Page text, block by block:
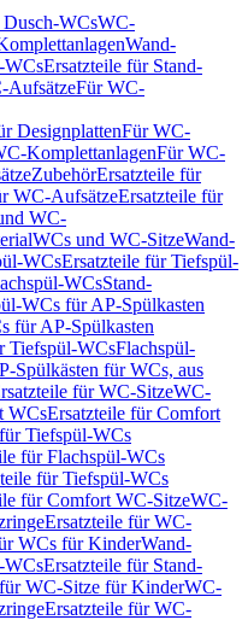
WCsWC-
Wand-
WCsErsatzteile für Stand-
AufsätzeFür WC-
DesignplattenFür WC-
KomplettanlagenFür WC-
ZubehörErsatzteile für
WC-AufsätzeErsatzteile für
WC-
WCs und WC-SitzeWand-
WCsErsatzteile für Tiefspül-
WCsStand-
WCs für AP-Spülkasten
für AP-Spülkasten
Tiefspül-WCsFlachspül-
Spülkästen für WCs, aus
für WC-SitzeWC-
WCsErsatzteile für Comfort
Tiefspül-WCs
für Flachspül-WCs
für Tiefspül-WCs
für Comfort WC-SitzeWC-
Ersatzteile für WC-
WCs für KinderWand-
WCsErsatzteile für Stand-
WC-Sitze für KinderWC-
Ersatzteile für WC-